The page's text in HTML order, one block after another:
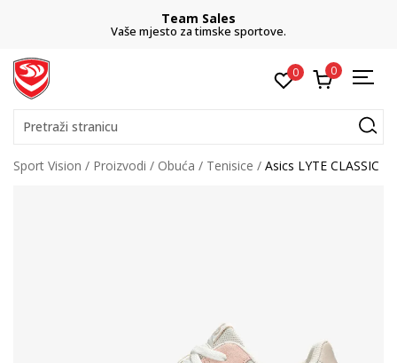
Team Sales
Vaše mjesto za timske sportove.
0 0
Pretraži stranicu
Sport Vision Proizvodi Obuća Tenisice Asics LYTE CLASSIC